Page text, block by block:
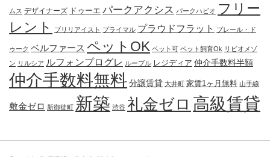
ムス デザイナーズ ドゥーエ パークアクシス パークハビオ フリー
レント
ブリリアイスト プライマル プラウドフラット プレール・ド
ゥーク ベルファース ペットOK ペット可 ペット飼育Ok リビオメゾ
ン リルシア ルフォンプログレ ルーブル レジディア 仲介手数料半額
仲介手数料無料 分譲賃貸 大井町 家賃1ヶ月無料 山手線
敷金ゼロ 新御徒町 新築 渋谷 礼金ゼロ 高級賃貸